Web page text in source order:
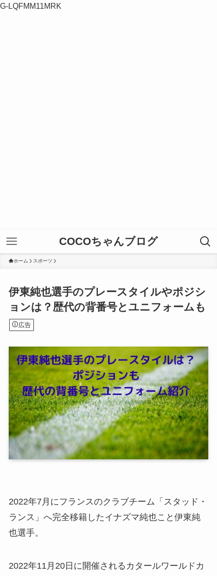
G-LQFMM11MRK
COCOちゃんブログ
ホーム スポーツ
伊東純也選手のプレースタイルやポジシ
ョンは？歴代の背番号とユニフォームも
広告
2022年7月にフランスのクラブチーム「スタッド・
ランス」へ完全移籍したイナズマ純也こと伊東純
也選手。
2022年11月20日に開催されるカタールワールドカ